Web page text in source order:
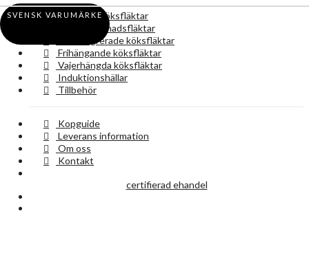
Vägghängda köksfläktar
Underbyggnadsfläktar
Takintegrerade köksfläktar
Frihängande köksfläktar
Vajerhängda köksfläktar
Induktionshällar
Tillbehör
Kopguide
Leverans information
Om oss
Kontakt
certifierad ehandel
SVENSK VARUMÄRKE